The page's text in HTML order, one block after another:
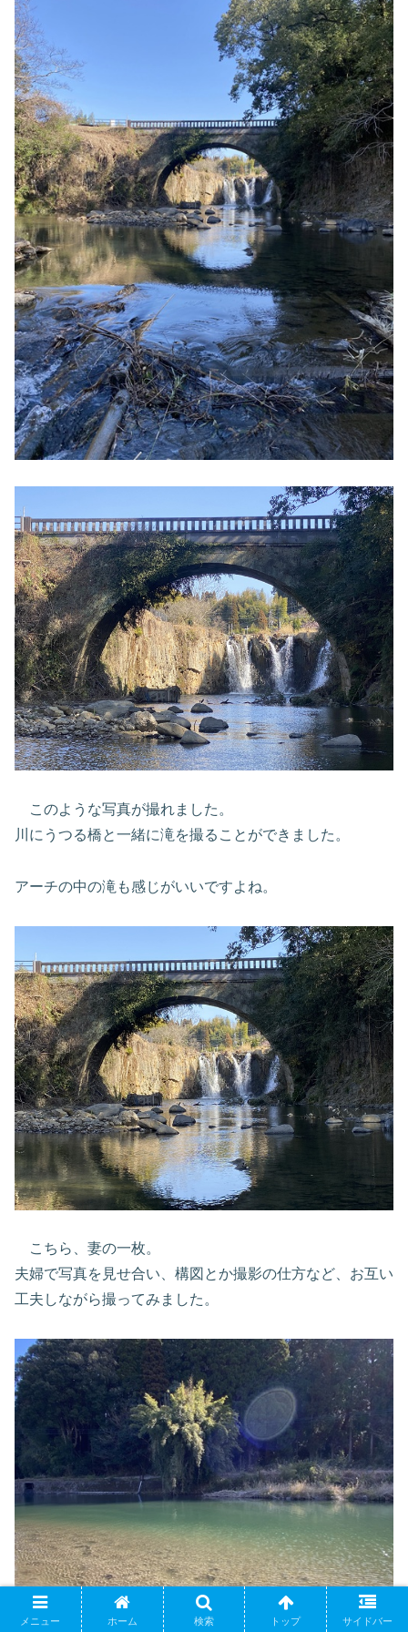
このような写真が撮れました。
川にうつる橋と一緒に滝を撮ることができました。
アーチの中の滝も感じがいいですよね。
こちら、妻の一枚。
夫婦で写真を見せ合い、構図とか撮影の仕方など、お互い
工夫しながら撮ってみました。
メニュー ホーム 検索 トップ サイドバー